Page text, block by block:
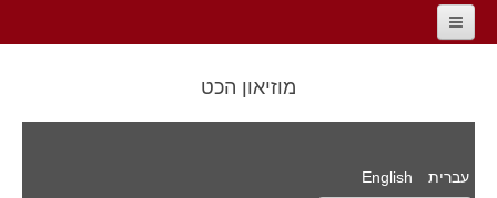
מוזיאון הכט
ד״ר ראובן הכט
עברית English